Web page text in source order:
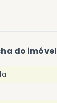
do imóvel